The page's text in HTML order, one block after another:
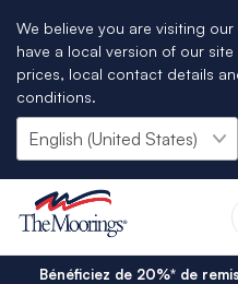
We believe you are visiting
have a local version of our
prices, local contact details
conditions.
Bénéficiez de 20%* de